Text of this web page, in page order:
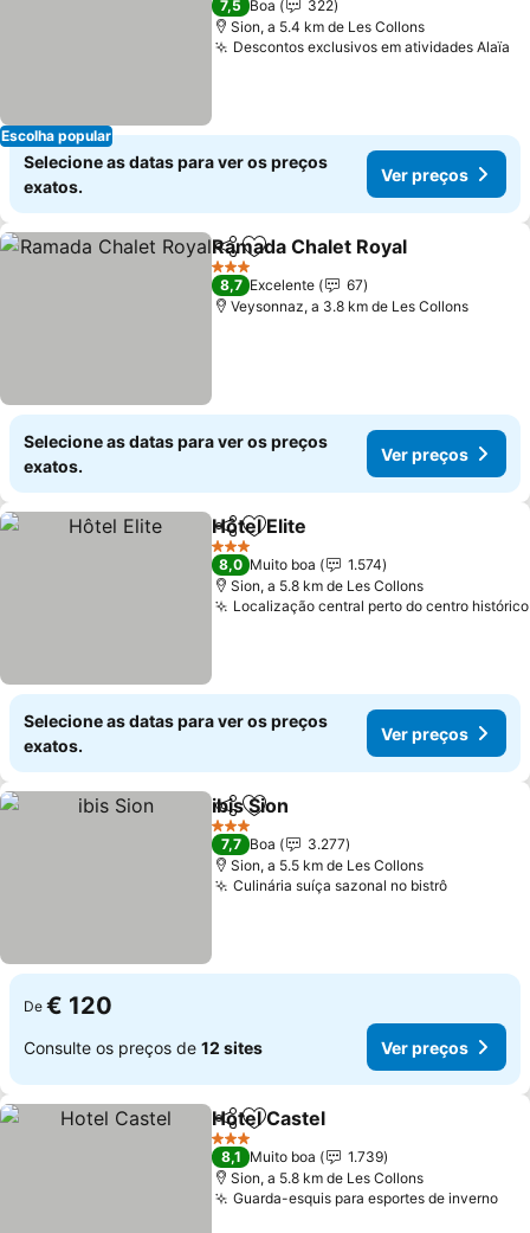
Escolha popular
7,5 Boa
322
Sion, a 5.4 km de Les Collons
Descontos exclusivos em atividades Alaïa
Selecione as datas para ver os preços
exatos.
Ver preços
PartilharAdicionar aos favoritos
Ramada Chalet Royal
3 Estrelas
8,7 Excelente
67
Veysonnaz, a 3.8 km de Les Collons
Selecione as datas para ver os preços
exatos.
Ver preços
PartilharAdicionar aos favoritos
Hôtel Elite
3 Estrelas
8,0 Muito boa
1.574
Sion, a 5.8 km de Les Collons
Localização central perto do centro histórico
Selecione as datas para ver os preços
exatos.
Ver preços
PartilharAdicionar aos favoritos
ibis Sion
3 Estrelas
7,7 Boa
3.277
Sion, a 5.5 km de Les Collons
Culinária suíça sazonal no bistrô
De € 120
Consulte os preços de 12 sites Ver preços
PartilharAdicionar aos favoritos
Hotel Castel
3 Estrelas
8,1 Muito boa
1.739
Sion, a 5.8 km de Les Collons
Guarda-esquis para esportes de inverno